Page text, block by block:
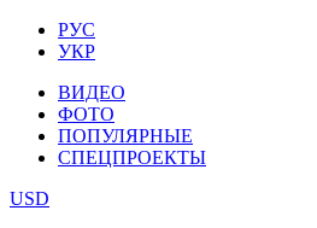
РУС
УКР
ВИДЕО
ФОТО
ПОПУЛЯРНЫЕ
СПЕЦПРОЕКТЫ
USD